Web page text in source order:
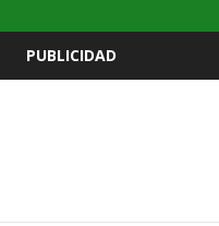
PUBLICIDAD